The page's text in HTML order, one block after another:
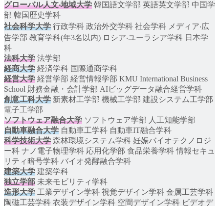
グローバル人文‧地域大学 韓国語文学部 英語英文学部 中国学
部 韓国歴史学科
社会科学大学 行政学科 政治外交学科 社会学科 メディア‧広
告学部 教育学科(年3名以内) ロシア‧ユーラシア学科 日本学
科
法科大学 法学部
経商大学 経済学科 国際通商学科
経営大学 経営学部 経営情報学部 KMU International Business
School 財務金融・会計学部 AIビッグデータ融合経営学科
創意工科大学 新素材工学部 機械工学部 建設システム工学部
電子工学部
ソフトウェア融合大学 ソフトウェア学部 人工知能学部
自動車融合大学 自動車工学科 自動車IT融合学科
科学技術大学 森林環境システム学科 妊娠バイオテクノロジ
ー科 ナノ電子物理学科 応用化学部 食品栄養学科 情報セキュ
リティ暗号学科 バイオ発酵融合学科
建築大学 建築学科
独立学部 未来モビリティ学科
造形大学 工業デザイン学科 視覚デザイン学科 金属工芸学科
陶磁工芸学科 衣装デザイン学科 空間デザイン学科 ビデオデ